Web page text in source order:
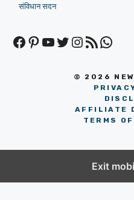
संविधान सदन
Facebook
Pinterest
YouTube
Twitter
Instagram
RSS Feed
© 2026
AFFILIATE
TERMS
Exit